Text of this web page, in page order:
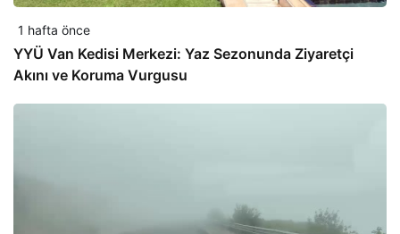
1 hafta önce
YYÜ Van Kedisi Merkezi: Yaz Sezonunda Ziyaretçi
Akını ve Koruma Vurgusu